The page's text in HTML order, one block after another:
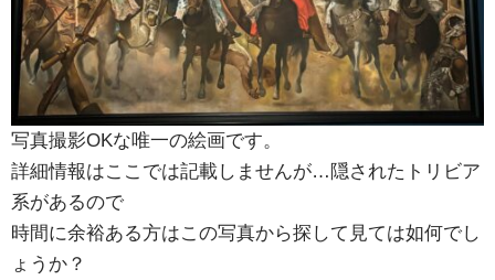
写真撮影OKな唯一の絵画です。
詳細情報はここでは記載しませんが…隠されたトリビア
系があるので
時間に余裕ある方はこの写真から探して見ては如何でし
ょうか？